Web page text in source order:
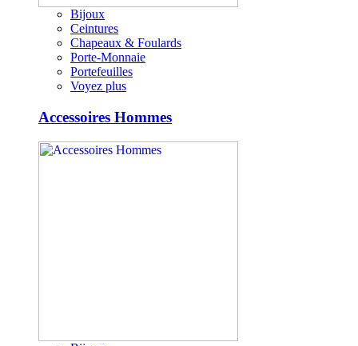
Bijoux
Ceintures
Chapeaux & Foulards
Porte-Monnaie
Portefeuilles
Voyez plus
Accessoires Hommes